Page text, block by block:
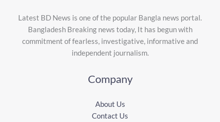
Latest BD News is one of the popular Bangla news portal.
Bangladesh Breaking news today, It has begun with
commitment of fearless, investigative, informative and
independent journalism.
Company
About Us
Contact Us